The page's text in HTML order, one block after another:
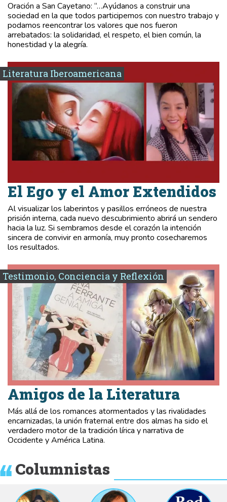
Oración a San Cayetano: “…Ayúdanos a construir una
sociedad en la que todos participemos con nuestro trabajo y
podamos reencontrar los valores que nos fueron
arrebatados: la solidaridad, el respeto, el bien común, la
honestidad y la alegría.
Literatura Iberoamericana
El Ego y el Amor Extendidos
Al visualizar los laberintos y pasillos erróneos de nuestra
prisión interna, cada nuevo descubrimiento abrirá un sendero
hacia la luz. Si sembramos desde el corazón la intención
sincera de convivir en armonía, muy pronto cosecharemos
los resultados.
Testimonio, Conciencia y Reflexión
Amigos de la Literatura
Más allá de los romances atormentados y las rivalidades
encarnizadas, la unión fraternal entre dos almas ha sido el
verdadero motor de la tradición lírica y narrativa de
Occidente y América Latina.
Columnistas